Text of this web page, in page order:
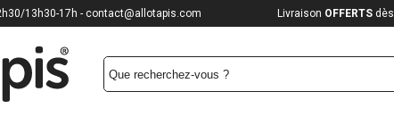
13h30-17h - contact@allotapis.com Payez jusqu'à12x